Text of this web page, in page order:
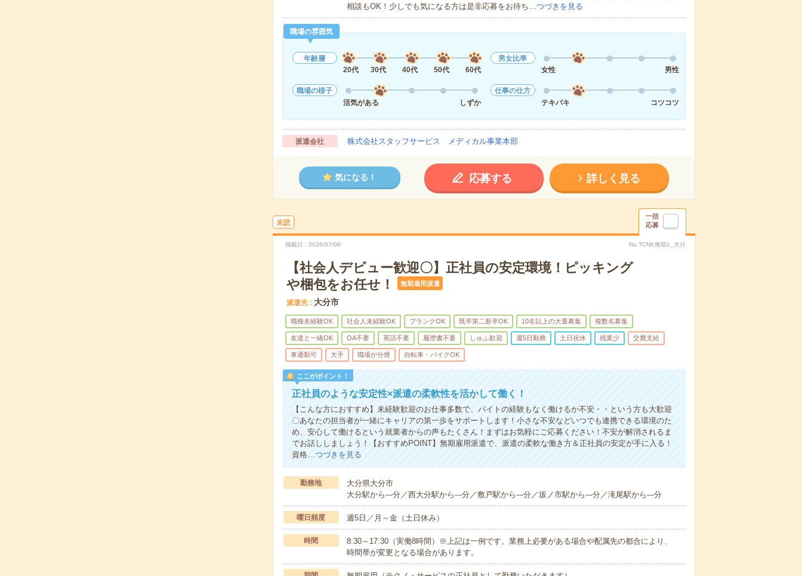
相談もOK！少しでも気になる方は是非応募をお待ち… つづきを見る
職場の雰囲気
年齢層
20代
30代 40代 50代 60代
男女比率
女性
男性
職場の様子
活気がある
しずか
仕事の仕方
テキパキ
コツコツ
派遣会社 株式会社スタッフサービス メディカル事業本部
気になる！ 応募する 詳しく見る
未読
一括
応募
掲載日 2026/07/06 No.TCNK無期1_大分
【社会人デビュー歓迎〇】正社員の安定環境！ピッキング
や梱包をお任せ！
無期雇用派遣
派遣先 大分市
職種未経験OK 社会人未経験OK ブランクOK 既卒第二新卒OK 10名以上の大量募集 複数名募集
友達と一緒OK OA不要 英語不要 履歴書不要 しゅふ歓迎 週5日勤務 土日祝休 残業少 交費支給
車通勤可 大手 職場が分煙 自転車・バイクOK
ここがポイント！
正社員のような安定性×派遣の柔軟性を活かして働く！
【こんな方におすすめ】未経験歓迎のお仕事多数で、バイトの経験もなく働けるか不安・・という方も大歓迎
〇あなたの担当者が一緒にキャリアの第一歩をサポートします！小さな不安などいつでも連携できる環境のた
め、安心して働けるという就業者からの声もたくさん！まずはお気軽にご応募ください！不安が解消されるま
でお話ししましょう！【おすすめPOINT】無期雇用派遣で、派遣の柔軟な働き方＆正社員の安定が手に入る！
資格… つづきを見る
勤務地
大分県大分市
大分駅から---分／西大分駅から---分／敷戸駅から---分／坂ノ市駅から---分／滝尾駅から---分
曜日頻度 週5日／月～金（土日休み）
時間
8:30～17:30（実働8時間）※上記は一例です。業務上必要がある場合や配属先の都合により、
時間帯が変更となる場合があります。